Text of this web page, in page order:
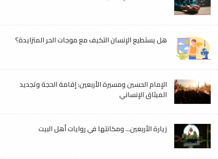
هل يستطيع الإنسان التكيف مع موجات الحر المتزايدة؟
الإمام الحسين ومسيرة الأربعين: إقامة الحجة وتجديد
الميثاق الإنساني
زيارة الأربعين... ومكانتها في روايات أهل البيت